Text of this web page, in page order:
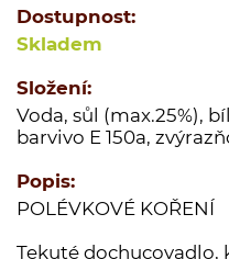
Cukry a dochucovací
Soli a dochucovací soli
Maďarské originální
Sušené houby
Marinády a pasty
Dostupnost:
Skladem
Složení:
Voda, sůl (max.25%),
barvivo E 150a,
Popis:
POLÉVKOVÉ KOŘENÍ
Tekuté dochucovadlo,